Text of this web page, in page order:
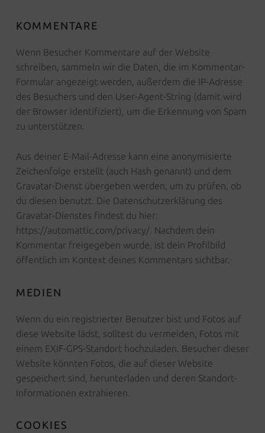
KOMMENTARE
Wenn Besucher Kommentare auf der Website
schreiben, sammeln wir die Daten, die im Kommentar-
Formular angezeigt werden, außerdem die IP-Adresse
des Besuchers und den User-Agent-String (damit wird
der Browser identifiziert), um die Erkennung von Spam
zu unterstützen.
Aus deiner E-Mail-Adresse kann eine anonymisierte
Zeichenfolge erstellt (auch Hash genannt) und dem
Gravatar-Dienst übergeben werden, um zu prüfen, ob
du diesen benutzt. Die Datenschutzerklärung des
Gravatar-Dienstes findest du hier:
https://automattic.com/privacy/. Nachdem dein
Kommentar freigegeben wurde, ist dein Profilbild
öffentlich im Kontext deines Kommentars sichtbar.
MEDIEN
Wenn du ein registrierter Benutzer bist und Fotos auf
diese Website lädst, solltest du vermeiden, Fotos mit
einem EXIF-GPS-Standort hochzuladen. Besucher dieser
Website könnten Fotos, die auf dieser Website
gespeichert sind, herunterladen und deren Standort-
Informationen extrahieren.
COOKIES